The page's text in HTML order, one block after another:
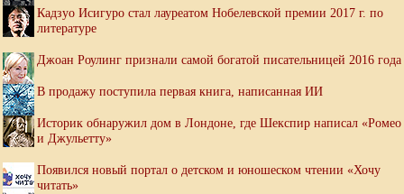
Кадзуо Исигуро стал лауреатом Нобелевской премии 2017 г. по
литературе
Джоан Роулинг признали самой богатой писательницей 2016 года
В продажу поступила первая книга, написанная ИИ
Историк обнаружил дом в Лондоне, где Шекспир написал «Ромео
и Джульетту»
Появился новый портал о детском и юношеском чтении «Хочу
читать»